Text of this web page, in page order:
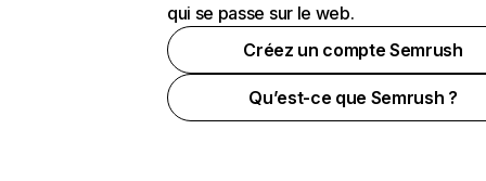
qui se passe sur le web.
Créez un compte Semrush
Qu’est-ce que Semrush ?